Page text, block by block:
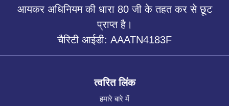
आयकर अधिनियम की धारा 80 जी के तहत कर से छूट
प्राप्त है।
चैरिटी आईडी: AAATN4183F
त्वरित लिंक
हमारे बारे में